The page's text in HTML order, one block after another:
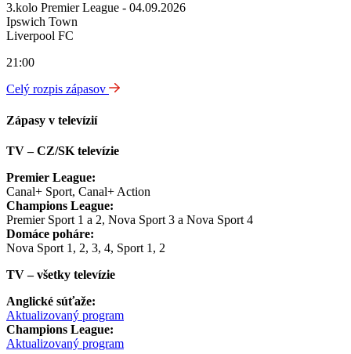
3.kolo Premier League - 04.09.2026
Ipswich Town
Liverpool FC
21:00
Celý rozpis zápasov
Zápasy v televízií
TV – CZ/SK televízie
Premier League:
Canal+ Sport, Canal+ Action
Champions League:
Premier Sport 1 a 2, Nova Sport 3 a Nova Sport 4
Domáce poháre:
Nova Sport 1, 2, 3, 4, Sport 1, 2
TV – všetky televízie
Anglické súťaže:
Aktualizovaný program
Champions League:
Aktualizovaný program